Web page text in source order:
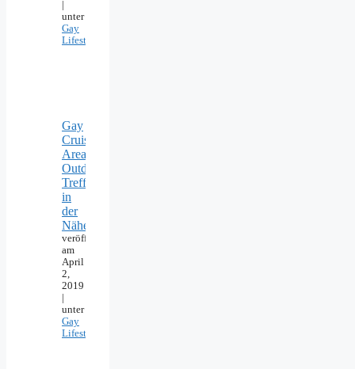
unter
Gay
Lifestyle
Gay
Cruising
Areas:
Outdoor-
Treffpunkte
in
der
Nähe
veröffentlicht
am
April
2,
2019
unter
Gay
Lifestyle